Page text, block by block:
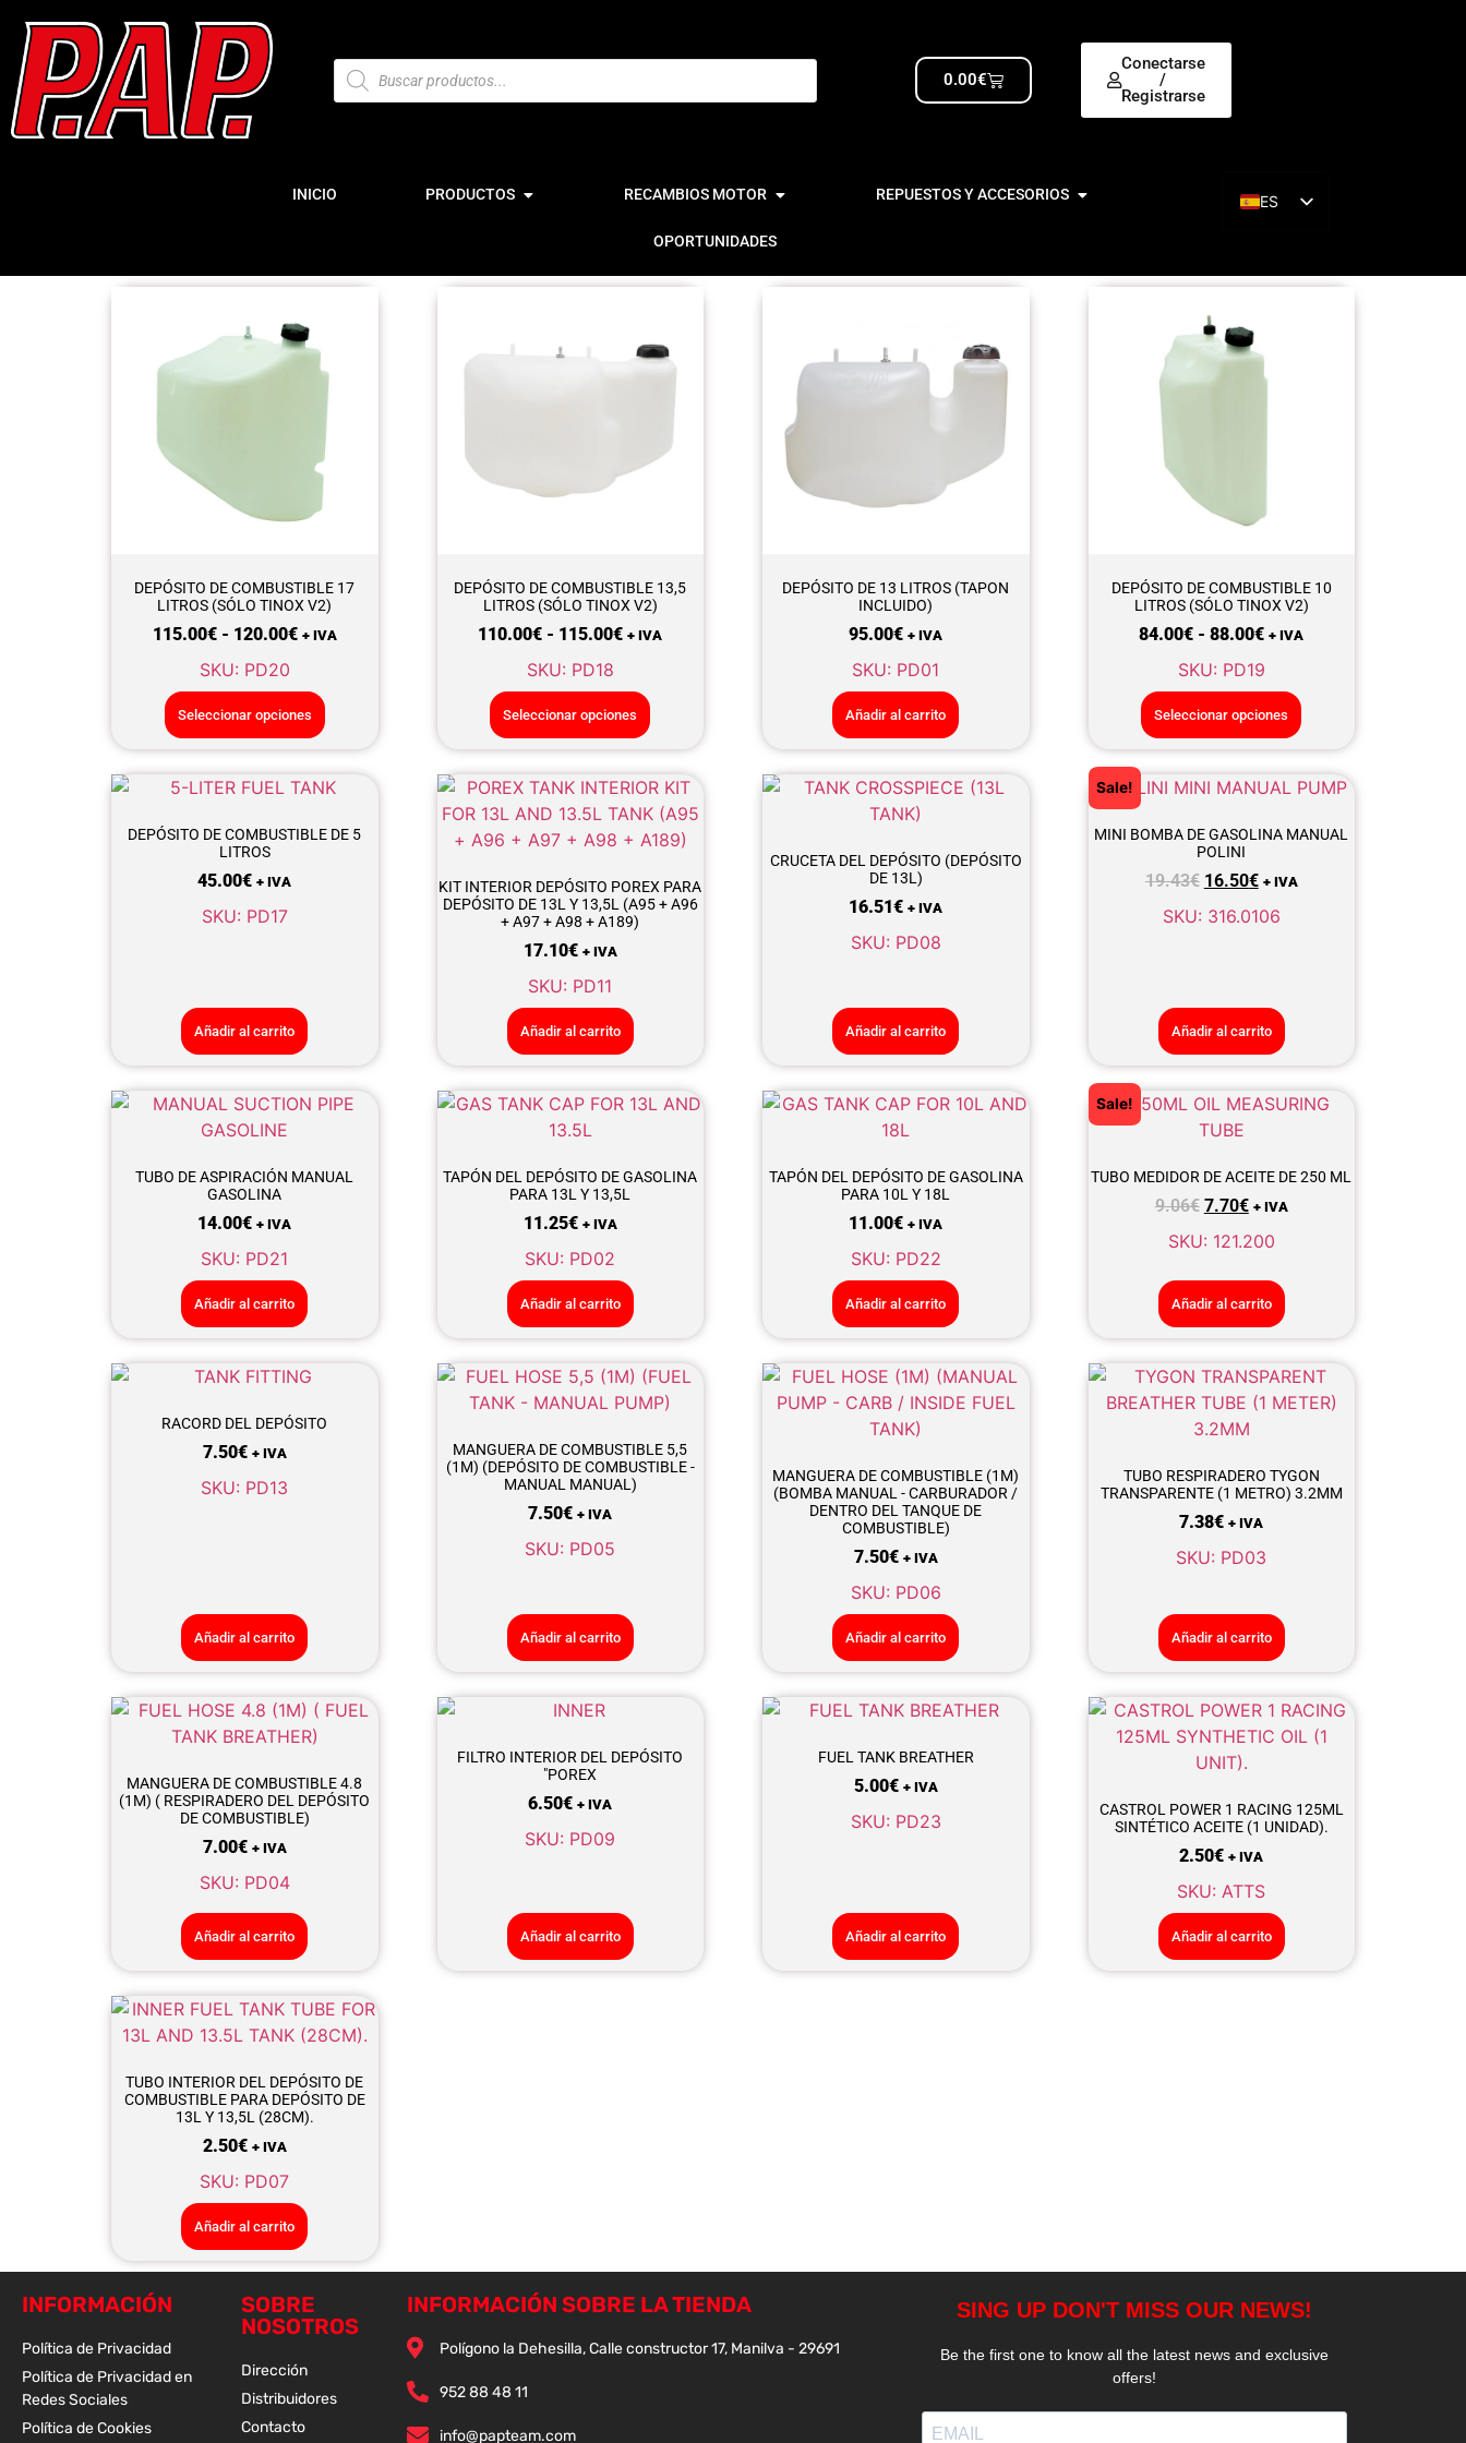
0.00€
Conectarse
/
Registrarse
INICIO PRODUCTOS RECAMBIOS MOTOR REPUESTOS Y ACCESORIOS
OPORTUNIDADES
ES
DEPÓSITO DE COMBUSTIBLE 17
LITROS (SÓLO TINOX V2)
115.00€ - 120.00€ + IVA
SKU: PD20
Seleccionar opciones
DEPÓSITO DE COMBUSTIBLE 13,5
LITROS (SÓLO TINOX V2)
110.00€ - 115.00€ + IVA
SKU: PD18
Seleccionar opciones
DEPÓSITO DE 13 LITROS (TAPON
INCLUIDO)
95.00€ + IVA
SKU: PD01
Añadir al carrito
DEPÓSITO DE COMBUSTIBLE 10
LITROS (SÓLO TINOX V2)
84.00€ - 88.00€ + IVA
SKU: PD19
Seleccionar opciones
DEPÓSITO DE COMBUSTIBLE DE 5
LITROS
45.00€ + IVA
SKU: PD17
Añadir al carrito
KIT INTERIOR DEPÓSITO POREX PARA
DEPÓSITO DE 13L Y 13,5L (A95 + A96
+ A97 + A98 + A189)
17.10€ + IVA
SKU: PD11
Añadir al carrito
CRUCETA DEL DEPÓSITO (DEPÓSITO
DE 13L)
16.51€ + IVA
SKU: PD08
Añadir al carrito
Sale!
MINI BOMBA DE GASOLINA MANUAL
POLINI
19.43€ 16.50€ + IVA
SKU: 316.0106
Añadir al carrito
TUBO DE ASPIRACIÓN MANUAL
GASOLINA
14.00€ + IVA
SKU: PD21
Añadir al carrito
TAPÓN DEL DEPÓSITO DE GASOLINA
PARA 13L Y 13,5L
11.25€ + IVA
SKU: PD02
Añadir al carrito
TAPÓN DEL DEPÓSITO DE GASOLINA
PARA 10L Y 18L
11.00€ + IVA
SKU: PD22
Añadir al carrito
Sale!
TUBO MEDIDOR DE ACEITE DE 250 ML
9.06€ 7.70€ + IVA
SKU: 121.200
Añadir al carrito
RACORD DEL DEPÓSITO
7.50€ + IVA
SKU: PD13
Añadir al carrito
MANGUERA DE COMBUSTIBLE 5,5
(1M) (DEPÓSITO DE COMBUSTIBLE -
MANUAL MANUAL)
7.50€ + IVA
SKU: PD05
Añadir al carrito
MANGUERA DE COMBUSTIBLE (1M)
(BOMBA MANUAL - CARBURADOR /
DENTRO DEL TANQUE DE
COMBUSTIBLE)
7.50€ + IVA
SKU: PD06
Añadir al carrito
TUBO RESPIRADERO TYGON
TRANSPARENTE (1 METRO) 3.2MM
7.38€ + IVA
SKU: PD03
Añadir al carrito
MANGUERA DE COMBUSTIBLE 4.8
(1M) ( RESPIRADERO DEL DEPÓSITO
DE COMBUSTIBLE)
7.00€ + IVA
SKU: PD04
Añadir al carrito
FILTRO INTERIOR DEL DEPÓSITO
"POREX
6.50€ + IVA
SKU: PD09
Añadir al carrito
FUEL TANK BREATHER
5.00€ + IVA
SKU: PD23
Añadir al carrito
CASTROL POWER 1 RACING 125ML
SINTÉTICO ACEITE (1 UNIDAD).
2.50€ + IVA
SKU: ATTS
Añadir al carrito
TUBO INTERIOR DEL DEPÓSITO DE
COMBUSTIBLE PARA DEPÓSITO DE
13L Y 13,5L (28CM).
2.50€ + IVA
SKU: PD07
Añadir al carrito
INFORMACIÓN
Política de Privacidad
Política de Privacidad en
Redes Sociales
Política de Cookies
SOBRE
NOSOTROS
Dirección
Distribuidores
Contacto
INFORMACIÓN SOBRE LA TIENDA
Polígono la Dehesilla, Calle constructor 17, Manilva - 29691
952 88 48 11
info@papteam.com